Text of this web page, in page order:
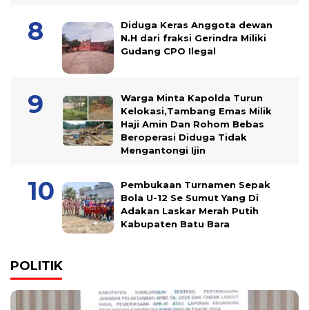
Diduga Keras Anggota dewan
N.H dari fraksi Gerindra Miliki
Gudang CPO Ilegal
Warga Minta Kapolda Turun
Kelokasi,Tambang Emas Milik
Haji Amin Dan Rohom Bebas
Beroperasi Diduga Tidak
Mengantongi Ijin
Pembukaan Turnamen Sepak
Bola U-12 Se Sumut Yang Di
Adakan Laskar Merah Putih
Kabupaten Batu Bara
POLITIK